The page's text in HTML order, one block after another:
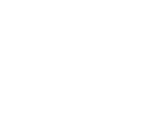
akiket a szolgáltatás elérni kíván. Ez
más tényezők alapján történhet. A
és stratégiákat lehet kidolgozni.